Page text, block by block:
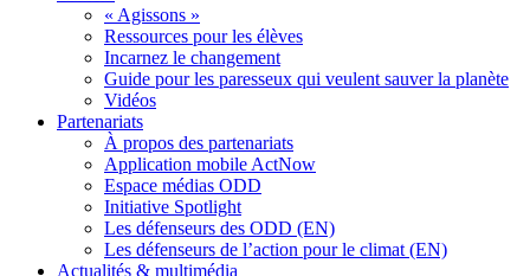
« Agissons »
Ressources pour les élèves
Incarnez le changement
Guide pour les paresseux qui veulent sauver la planète
Vidéos
Partenariats
À propos des partenariats
Application mobile ActNow
Espace médias ODD
Initiative Spotlight
Les défenseurs des ODD (EN)
Les défenseurs de l’action pour le climat (EN)
Actualités & multimédia